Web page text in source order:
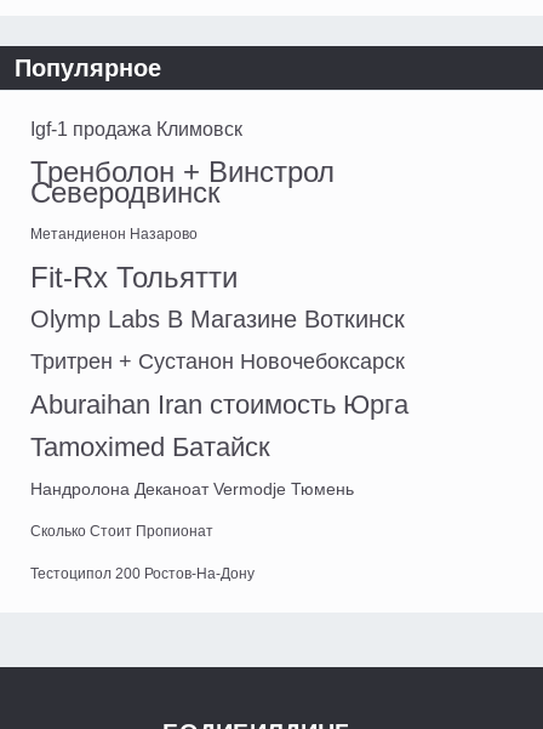
Популярное
Igf-1 продажа Климовск
Тренболон + Винстрол
Северодвинск
Метандиенон Назарово
Fit-Rx Тольятти
Olymp Labs В Магазине Воткинск
Тритрен + Сустанон Новочебоксарск
Aburaihan Iran стоимость Юрга
Tamoximed Батайск
Нандролона Деканоат Vermodje Тюмень
Сколько Стоит Пропионат
Тестоципол 200 Ростов-На-Дону